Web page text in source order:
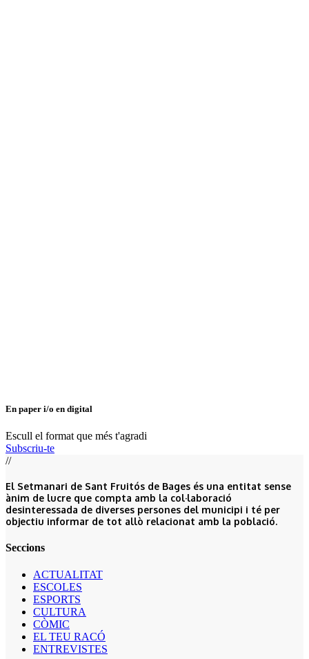
En paper i/o en digital
Escull el format que més t'agradi
Subscriu-te
//
El Setmanari de Sant Fruitós de Bages és una entitat sense
ànim de lucre que compta amb la col·laboració
desinteressada de diverses persones del municipi i té per
objectiu informar de tot allò relacionat amb la població.
Seccions
ACTUALITAT
ESCOLES
ESPORTS
CULTURA
CÒMIC
EL TEU RACÓ
ENTREVISTES